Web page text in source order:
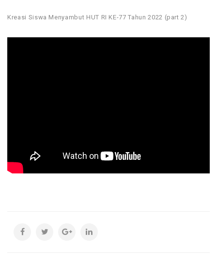
Kreasi Siswa Menyambut HUT RI KE-77 Tahun 2022 (part 2)